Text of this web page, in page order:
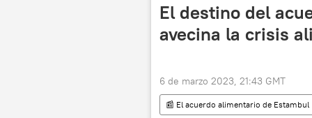
El destino del
avecina la crisis
6 de marzo 2023, 21:43 GMT
📰 El acuerdo alimentario de Estambul